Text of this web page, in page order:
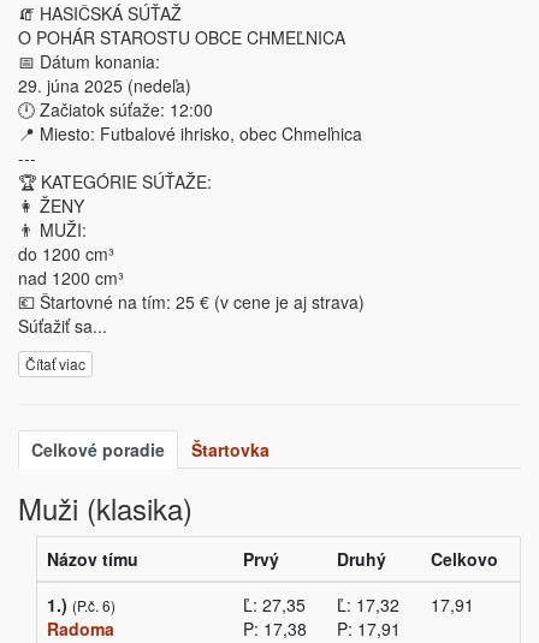
🧯 HASIČSKÁ SÚŤAŽ
O POHÁR STAROSTU OBCE CHMEĽNICA
📅 Dátum konania:
29. júna 2025 (nedeľa)
🕛 Začiatok súťaže: 12:00
📍 Miesto: Futbalové ihrisko, obec Chmeľnica
---
🏆 KATEGÓRIE SÚŤAŽE:
👩 ŽENY
👨 MUŽI:
do 1200 cm³
nad 1200 cm³
💶 Štartovné na tím: 25 € (v cene je aj strava)
Súťažiť sa...
Čítať viac
Celkové poradie Štartovka
Muži (klasika)
Názov tímu Prvý Druhý
Celkovo
1.) (P.č. 6)
Radoma
Ľ: 27,35
P: 17,38
Ľ: 17,32
P: 17,91
17,91